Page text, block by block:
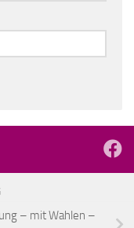
– mit Wahlen –